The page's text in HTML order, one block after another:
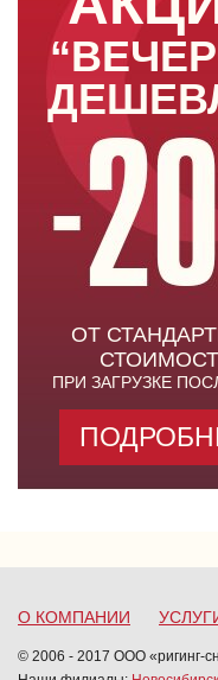
ОТ
ПРИ ЗАГРУЗКЕ
О КОМПАНИИ
© 2006 - 2017 ООО «ригинг-